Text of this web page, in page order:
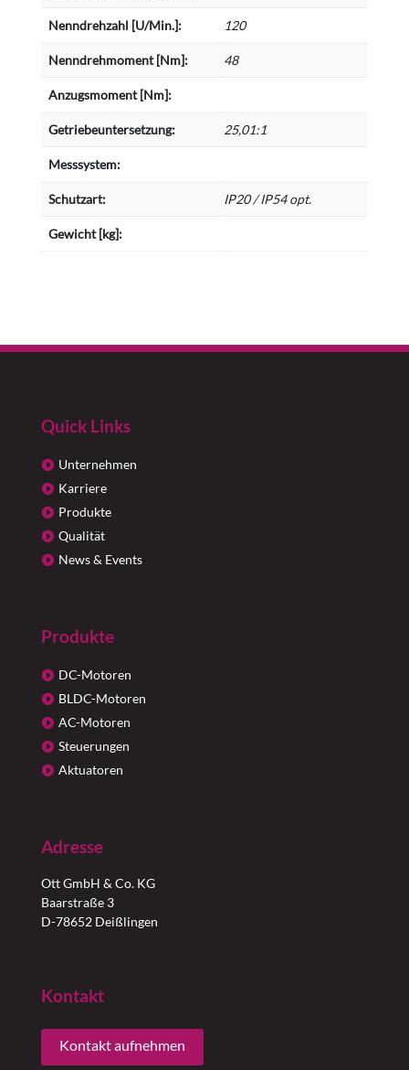
Nenndrehzahl [U/Min.]: 120
Nenndrehmoment [Nm]: 48
Anzugsmoment [Nm]:
Getriebeuntersetzung: 25,01:1
Messsystem:
Schutzart: IP20 / IP54 opt.
Gewicht [kg]:
Quick Links
Unternehmen
Karriere
Produkte
Qualität
News & Events
Produkte
DC-Motoren
BLDC-Motoren
AC-Motoren
Steuerungen
Aktuatoren
Adresse
Ott GmbH & Co. KG
Baarstraße 3
D-78652 Deißlingen
Kontakt
Kontakt aufnehmen